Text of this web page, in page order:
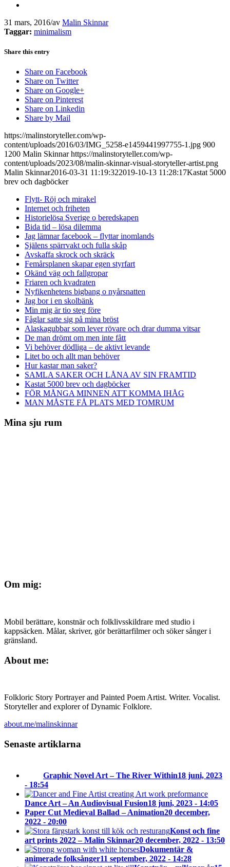
31 mars, 2016/av Malin Skinnar
Taggar: minimalism
Share this entry
Share on Facebook
Share on Twitter
Share on Google+
Share on Pinterest
Share on Linkedin
Share by Mail
https://malinstoryteller.com/wp-
content/uploads/2016/03/IMG_5258-e1459441997755-1.jpg 900
1200 Malin Skinnar https://malinstoryteller.com/wp-
content/uploads/2023/08/malin-skinnar-visual-storyteller-artist.png
Malin Skinnar2016-03-31 11:19:322019-10-13 11:28:17Kastat 5000
brev och dagböcker
Flytt- Röj och mirakel
Internet och friheten
Historielösa Sverige o beredskapen
Bida tid – lösa dilemma
Jag lämnar facebook – flyttar inomlands
Själens spärrvakt och fulla skåp
Avskaffa skrock och skräck
Femårsplanen skapar egen styrfart
Okänd väg och fallgropar
Friaren och kvadraten
Nyfikenhetens bigbang o nyårsnatten
Jag bor i en skolbänk
Min mig är tio steg före
Fåglar satte sig på mina bröst
Alaskagubbar som lever rövare och drar dumma vitsar
De man drömt om men inte fått
Vi behöver dödliga – de aktivt levande
Litet bo och allt man behöver
Hur kastar man saker?
SAMLA SAKER OCH LÅNA AV SIN FRAMTID
Kastat 5000 brev och dagböcker
FÖR MÅNGA MINNEN ATT KOMMA IHÅG
MAN MÅSTE FÅ PLATS MED TOMRUM
Mina sju rum
Om mig:
Mobil berättare, konstnär och folklivsskildrare med studio i
kappsäcken. Målar, skriver, gör berättarfilmer och söker sånger i
gränsland.
About me:
Folkloric Story Portrayer and Painted Poem Artist. Writer. Vocalist.
Storyteller and explorer of Dynamic Folklore.
about.me/malinskinnar
Senaste artiklarna
Graphic Novel Art – The River Within18 juni, 2023
- 18:54
Dance Art – An Audiovisual Fusion18 juni, 2023 - 14:05
Paper Cut Medieval Ballad – Animation20 december,
2022 - 20:00
Konst och fine
art prints 2022 – Malin Skinnar20 december, 2022 - 13:50
Dokumentär &
animerade folksånger11 september, 2022 - 14:28